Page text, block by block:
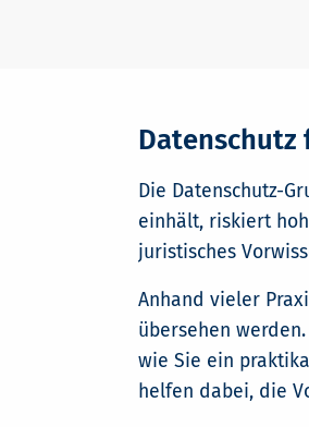
Die Datenschutz-
einhält, riskiert
juristisches
Anhand vieler
übersehen
wie Sie ein
helfen dabei, die